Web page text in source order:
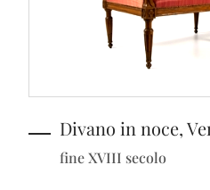
Divano in noce,
fine XVIII secolo